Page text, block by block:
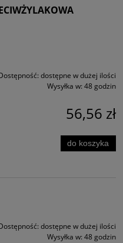
dostępne w dużej ilości
Wysyłka w: 48 godzin
56,56 zł
do koszyka
dostępne w dużej ilości
Wysyłka w: 48 godzin